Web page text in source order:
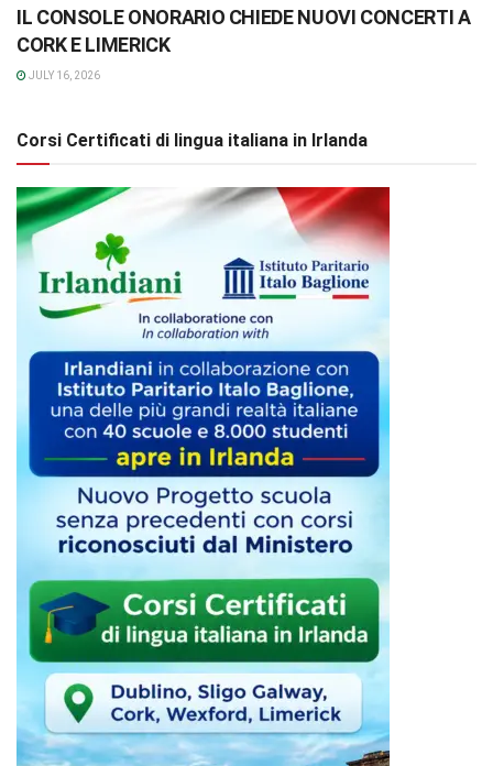
IL CONSOLE ONORARIO CHIEDE NUOVI CONCERTI A
CORK E LIMERICK
JULY 16, 2026
Corsi Certificati di lingua italiana in Irlanda